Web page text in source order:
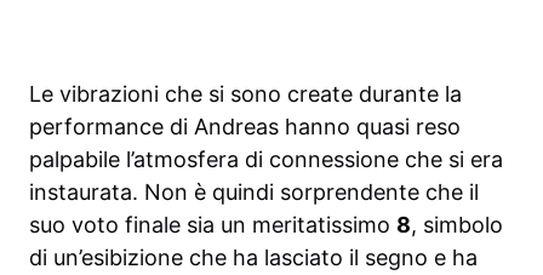
Le vibrazioni che si sono create durante la
performance di Andreas hanno quasi reso
palpabile l’atmosfera di connessione che si era
instaurata. Non è quindi sorprendente che il
suo voto finale sia un meritatissimo 8, simbolo
di un’esibizione che ha lasciato il segno e ha